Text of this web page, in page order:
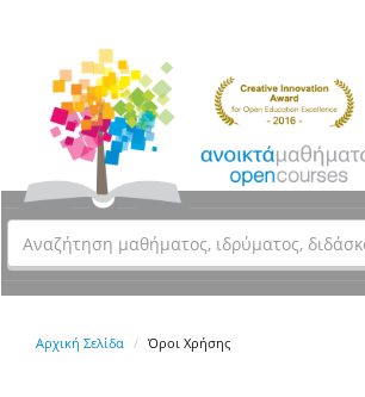
Αρχική Σελίδα Όροι Χρήσης